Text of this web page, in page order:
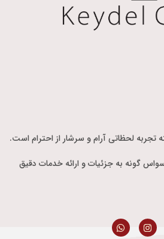
تجربه لحظاتی آرام و سرشار از احترام است.
گونه به جزئیات و ارائه خدمات دقیق